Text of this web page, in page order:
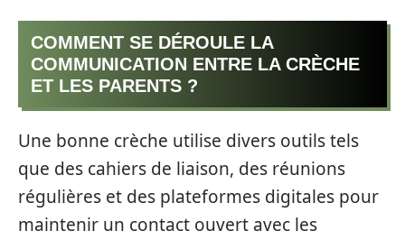
COMMENT SE DÉROULE LA
COMMUNICATION ENTRE LA CRÈCHE
ET LES PARENTS ?
Une bonne crèche utilise divers outils tels
que des cahiers de liaison, des réunions
régulières et des plateformes digitales pour
maintenir un contact ouvert avec les